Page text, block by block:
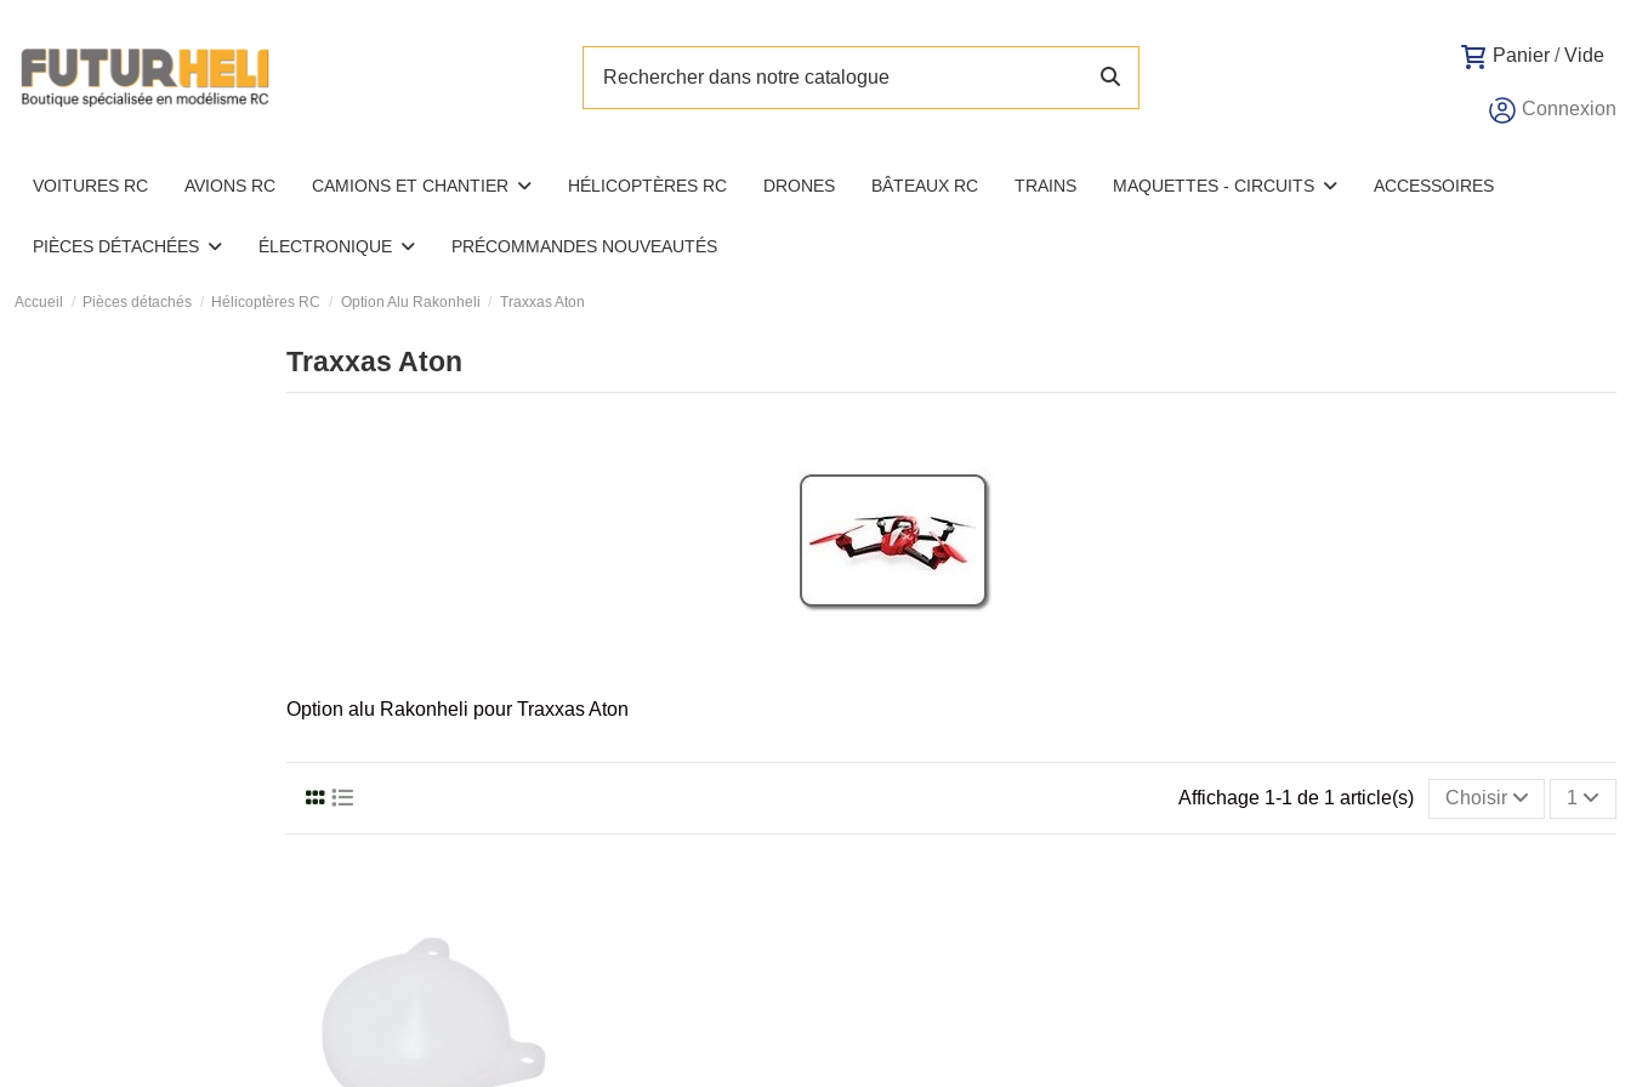
Panier /Vide
Connexion
VOITURES RC AVIONS RC CAMIONS ET CHANTIER HÉLICOPTÈRES RC DRONES BÂTEAUX RC TRAINS MAQUETTES - CIRCUITS ACCESSOIRES
PIÈCES DÉTACHÉES ÉLECTRONIQUE PRÉCOMMANDES NOUVEAUTÉS
Accueil Pièces détachés Hélicoptères RC Option Alu Rakonheli Traxxas Aton
Traxxas Aton
Option alu Rakonheli pour Traxxas Aton
Affichage 1-1 de 1 article(s) Choisir 1